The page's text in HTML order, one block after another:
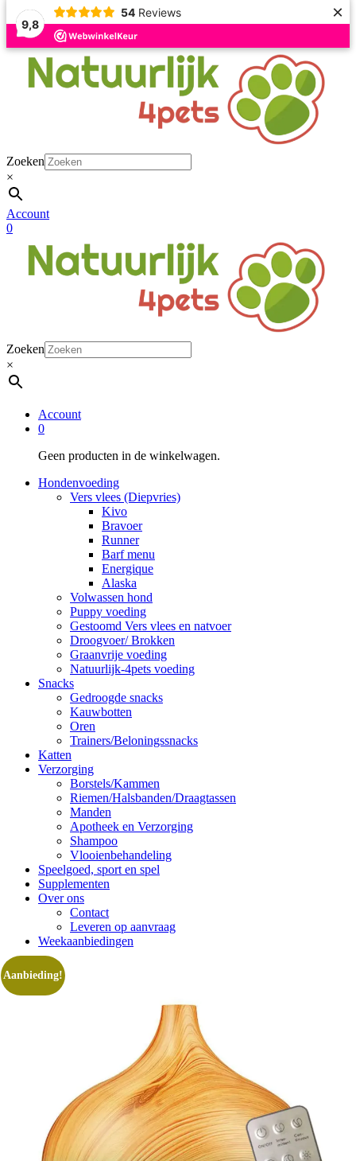
9,8
54 Reviews ×
Naar
inhoud
Zoeken
×
Account
0
Zoeken
×
Account
0
Geen producten in de winkelwagen.
Hondenvoeding
Vers vlees (Diepvries)
Kivo
Bravoer
Runner
Barf menu
Energique
Alaska
Volwassen hond
Puppy voeding
Gestoomd Vers vlees en natvoer
Droogvoer/ Brokken
Graanvrije voeding
Natuurlijk-4pets voeding
Snacks
Gedroogde snacks
Kauwbotten
Oren
Trainers/Beloningssnacks
Katten
Verzorging
Borstels/Kammen
Riemen/Halsbanden/Draagtassen
Manden
Apotheek en Verzorging
Shampoo
Vlooienbehandeling
Speelgoed, sport en spel
Supplementen
Over ons
Contact
Leveren op aanvraag
Weekaanbiedingen
Aanbieding!